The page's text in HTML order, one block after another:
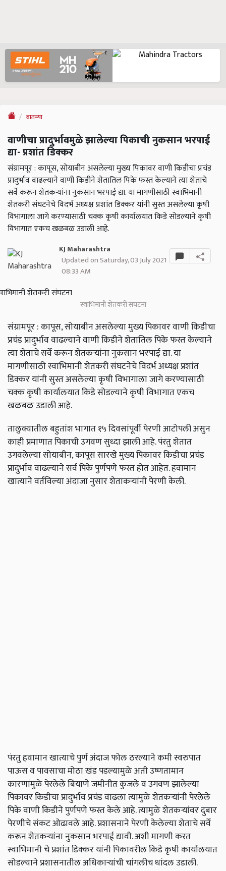
बातम्या
वाणीचा प्रादुर्भावमुळे झालेल्या पिकाची नुकसान भरपाई
द्या- प्रशांत डिक्कर
संग्रामपूर : कापूस, सोयाबीन असलेल्या मुख्य पिकावर वाणी किडीचा प्रचंड
प्रादुर्भाव वाढल्याने वाणी किडीने शेतातिल पिके फस्त केल्याने त्या शेताचे
सर्वे करून शेतकऱ्यांना नुकसान भरपाई द्या. या मागणीसाठी स्वाभिमानी
शेतकरी संघटनेचे विदर्भ अध्यक्ष प्रशांत डिक्कर यांनी सुस्त असलेल्या कृषी
विभागाला जागे करण्यासाठी चक्क कृषी कार्यालयात किडे सोडल्याने कृषी
विभागात एकच खळबळ उडाली आहे.
KJ Maharashtra
Updated on Saturday, 03 July 2021
08:33 AM
स्वाभिमानी शेतकरी संघटना
संग्रामपूर : कापूस, सोयाबीन असलेल्या मुख्य पिकावर वाणी किडीचा
प्रचंड प्रादुर्भाव वाढल्याने वाणी किडीने शेतातिल पिके फस्त केल्याने
त्या शेताचे सर्वे करून शेतकऱ्यांना नुकसान भरपाई द्या. या
मागणीसाठी स्वाभिमानी शेतकरी संघटनेचे विदर्भ अध्यक्ष प्रशांत
डिक्कर यांनी सुस्त असलेल्या कृषी विभागाला जागे करण्यासाठी
चक्क कृषी कार्यालयात किडे सोडल्याने कृषी विभागात एकच
खळबळ उडाली आहे.
तालुक्यातील बहुतांश भागात १५ दिवसांपूर्वी पेरणी आटोपली असुन
काही प्रमाणात पिकाची उगवण सुध्दा झाली आहे. पंरतु शेतात
उगवलेल्या सोयाबीन, कापूस सारखे मुख्य पिकावर किडीचा प्रचंड
प्रादुर्भाव वाढल्याने सर्व पिके पुर्णपणे फस्त होत आहेत. हवामान
खात्याने वर्तविल्या अंदाजा नुसार शेताकऱ्यांनी पेरणी केली.
पंरतु हवामान खात्याचे पुर्ण अंदाज फोल ठरल्याने कमी स्वरुपात
पाऊस व पावसाचा मोठा खंड पडल्यामुळे अती उष्णतामान
कारणांमुळे पेरलेले बियाणे जमीनीत कुजले व उगवण झालेल्या
पिकावर किडीचा प्रादुर्भाव प्रचंड वाढला त्यामुळे शेतकऱ्यांनी पेरलेले
पिके वाणी किडीने पुर्णपणे फस्त केले आहे. त्यामुळे शेतकऱ्यांवर दुबार
पेरणीचे संकट ओढावले आहे. प्रशासनाने पेरणी केलेल्या शेताचे सर्वे
करून शेतकऱ्यांना नुकसान भरपाई द्यावी. अशी मागणी करत
स्वाभिमानी चे प्रशांत डिक्कर यांनी पिकावरील किडे कृषी कार्यालयात
सोडल्याने प्रशासनातील अधिकाऱ्यांची चांगलीच धांदल उडाली.